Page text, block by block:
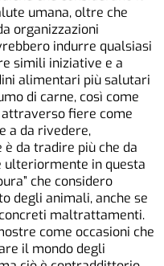
umana, oltre che
organizzazioni
indurre qualsiasi
simili iniziative e a
alimentari più salutari
di carne, così come
attraverso fiere come
a da rivedere,
da tradire più che da
ulteriormente in questa
che considero
degli animali, anche se
maltrattamenti.
come occasioni che
il mondo degli